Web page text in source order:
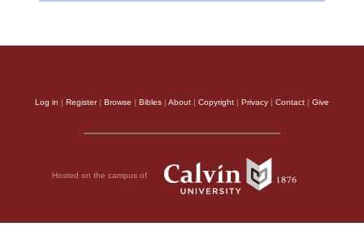
Log in | Register| Browse | Bibles | About | Copyright | Privacy | Contact | Give
Hosted on the campus of